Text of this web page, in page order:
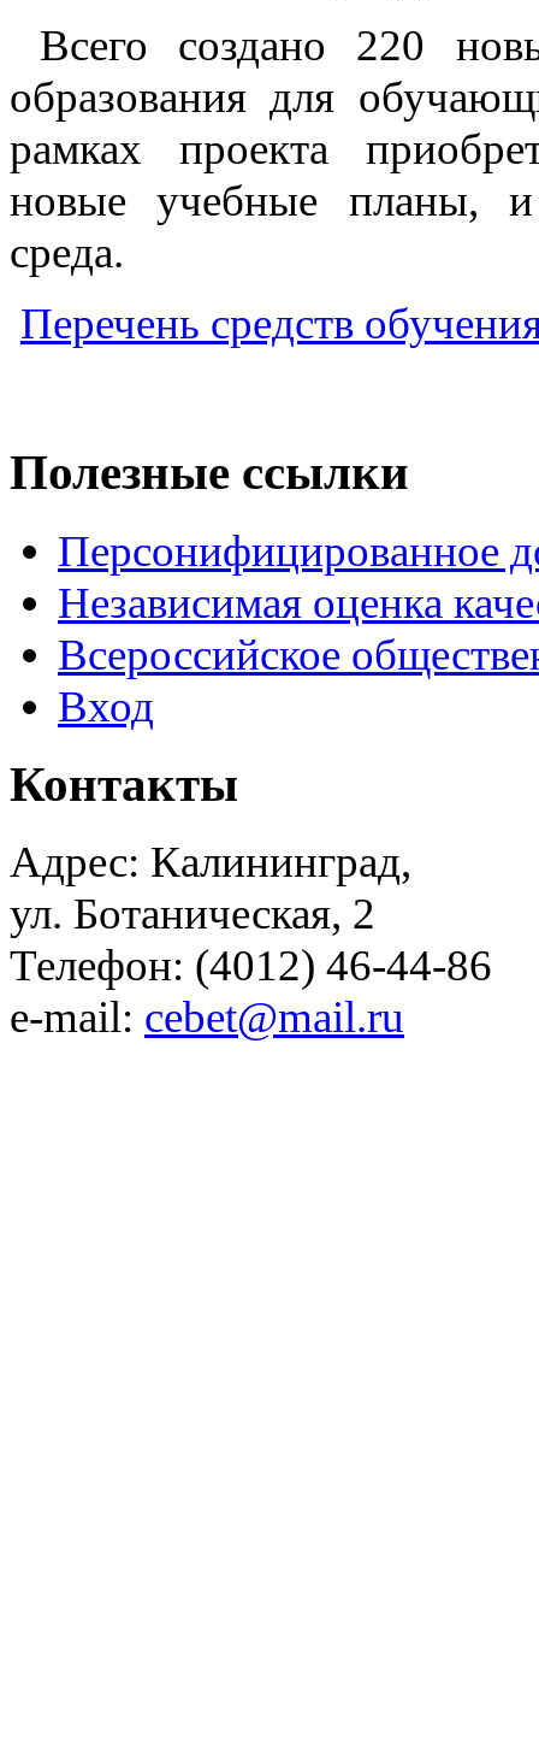
Всего создано 220
образования для
рамках проекта
новые учебные планы, и
среда.
Перечень средств
Полезные ссылки
Персонифицированное
Независимая оценка
Всероссийское
Вход
Контакты
Адрес: Калининград,
ул. Ботаническая, 2
Телефон: (4012) 46-44-86
e-mail: cebet@mail.ru